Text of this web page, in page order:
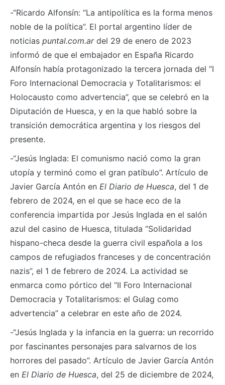
-“Ricardo Alfonsín: “La antipolítica es la forma menos
noble de la política”. El portal argentino líder de
noticias puntal.com.ar del 29 de enero de 2023
informó de que el embajador en España Ricardo
Alfonsín había protagonizado la tercera jornada del “I
Foro Internacional Democracia y Totalitarismos: el
Holocausto como advertencia”, que se celebró en la
Diputación de Huesca, y en la que habló sobre la
transición democrática argentina y los riesgos del
presente.
-“Jesús Inglada: El comunismo nació como la gran
utopía y terminó como el gran patíbulo”. Artículo de
Javier García Antón en El Diario de Huesca, del 1 de
febrero de 2024, en el que se hace eco de la
conferencia impartida por Jesús Inglada en el salón
azul del casino de Huesca, titulada “Solidaridad
hispano-checa desde la guerra civil española a los
campos de refugiados franceses y de concentración
nazis”, el 1 de febrero de 2024. La actividad se
enmarca como pórtico del “II Foro Internacional
Democracia y Totalitarismos: el Gulag como
advertencia” a celebrar en este año de 2024.
-“Jesús Inglada y la infancia en la guerra: un recorrido
por fascinantes personajes para salvarnos de los
horrores del pasado”. Artículo de Javier García Antón
en El Diario de Huesca, del 25 de diciembre de 2024,